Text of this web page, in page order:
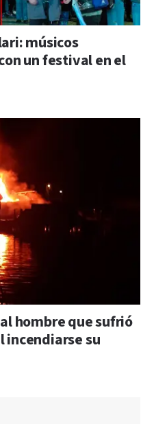
músicos
un festival en el
hombre que sufrió
incendiarse su